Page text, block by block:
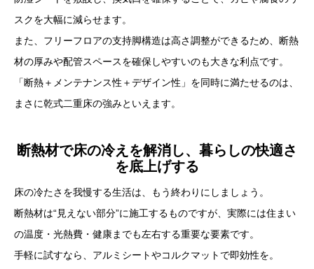
スクを大幅に減らせます。
また、フリーフロアの支持脚構造は高さ調整ができるため、断熱
材の厚みや配管スペースを確保しやすいのも大きな利点です。
「断熱＋メンテナンス性＋デザイン性」を同時に満たせるのは、
まさに乾式二重床の強みといえます。
断熱材で床の冷えを解消し、暮らしの快適さ
を底上げする
床の冷たさを我慢する生活は、もう終わりにしましょう。
断熱材は“見えない部分”に施工するものですが、実際には住まい
の温度・光熱費・健康までも左右する重要な要素です。
手軽に試すなら、アルミシートやコルクマットで即効性を。